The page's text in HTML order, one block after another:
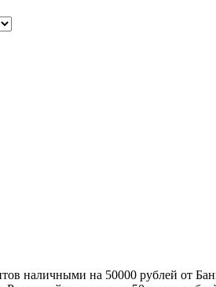
наличными на 50000 рублей от